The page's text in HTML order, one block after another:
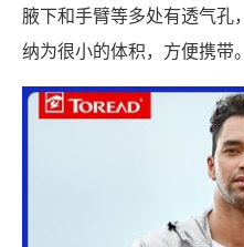
腋下和手臂等多处有透气孔
纳为很小的体积，方便携带。